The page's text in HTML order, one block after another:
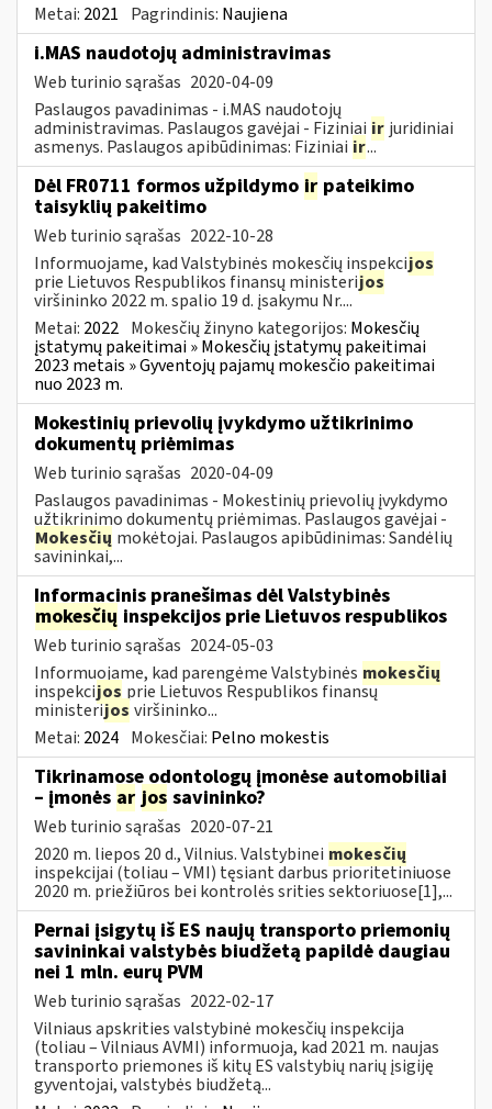
Metai: 2021 Pagrindinis: Naujiena
i.MAS naudotojų administravimas
Web turinio sąrašas 2020-04-09
Paslaugos pavadinimas - i.MAS naudotojų
administravimas. Paslaugos gavėjai - Fiziniai ir juridiniai
asmenys. Paslaugos apibūdinimas: Fiziniai ir...
Dėl FR0711 formos užpildymo ir pateikimo
taisyklių pakeitimo
Web turinio sąrašas 2022-10-28
Informuojame, kad Valstybinės mokesčių inspekcijos
prie Lietuvos Respublikos finansų ministerijos
viršininko 2022 m. spalio 19 d. įsakymu Nr....
Metai: 2022 Mokesčių žinyno kategorijos: Mokesčių
įstatymų pakeitimai » Mokesčių įstatymų pakeitimai
2023 metais » Gyventojų pajamų mokesčio pakeitimai
nuo 2023 m.
Mokestinių prievolių įvykdymo užtikrinimo
dokumentų priėmimas
Web turinio sąrašas 2020-04-09
Paslaugos pavadinimas - Mokestinių prievolių įvykdymo
užtikrinimo dokumentų priėmimas. Paslaugos gavėjai -
Mokesčių mokėtojai. Paslaugos apibūdinimas: Sandėlių
savininkai,...
Informacinis pranešimas dėl Valstybinės
mokesčių inspekcijos prie Lietuvos respublikos
Web turinio sąrašas 2024-05-03
Informuojame, kad parengėme Valstybinės mokesčių
inspekcijos prie Lietuvos Respublikos finansų
ministerijos viršininko...
Metai: 2024 Mokesčiai: Pelno mokestis
Tikrinamose odontologų įmonėse automobiliai
– įmonės ar jos savininko?
Web turinio sąrašas 2020-07-21
2020 m. liepos 20 d., Vilnius. Valstybinei mokesčių
inspekcijai (toliau – VMI) tęsiant darbus prioritetiniuose
2020 m. priežiūros bei kontrolės srities sektoriuose[1],...
Pernai įsigytų iš ES naujų transporto priemonių
savininkai valstybės biudžetą papildė daugiau
nei 1 mln. eurų PVM
Web turinio sąrašas 2022-02-17
Vilniaus apskrities valstybinė mokesčių inspekcija
(toliau – Vilniaus AVMI) informuoja, kad 2021 m. naujas
transporto priemones iš kitų ES valstybių narių įsigiję
gyventojai, valstybės biudžetą...